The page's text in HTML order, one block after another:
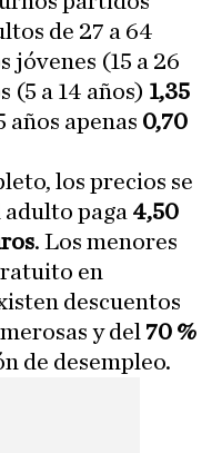
de 27 a 64
jóvenes (15 a 26
(5 a 14 años) 1,35
años apenas 0,70
los precios se
paga 4,50
. Los menores
en
descuentos
y del 70 %
de desempleo.